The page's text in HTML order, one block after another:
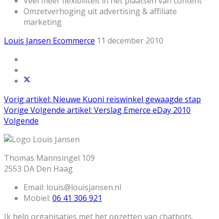
Omzetverhoging uit advertising & affiliate
marketing
Louis Jansen Ecommerce 11 december 2010
Vorig artikel: Nieuwe Kuoni reiswinkel gewaagde stap
Vorige Volgende artikel: Verslag Emerce eDay 2010
Volgende
Thomas Mannsingel 109
2553 DA Den Haag
Email: louis@louisjansen.nl
Mobiel: 06 41 306 921
Ik help organisaties met het opzetten van chatbots,